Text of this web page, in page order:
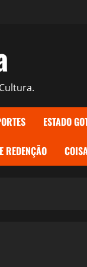
ESTADO
REDENÇÃO